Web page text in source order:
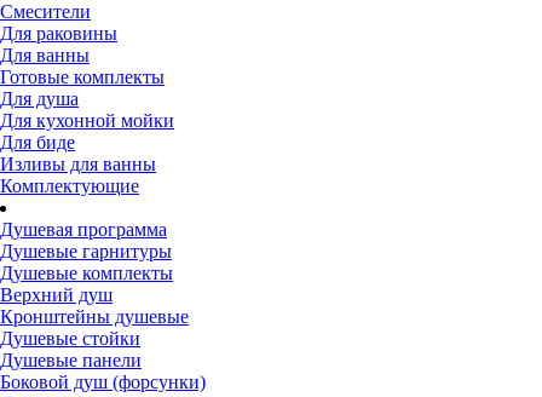
Смесители
Для раковины
Для ванны
Готовые комплекты
Для душа
Для кухонной мойки
Для биде
Изливы для ванны
Комплектующие
Душевая программа
Душевые гарнитуры
Душевые комплекты
Верхний душ
Кронштейны душевые
Душевые стойки
Душевые панели
Боковой душ (форсунки)